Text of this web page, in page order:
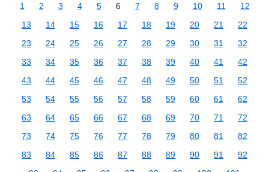
1 2 3 4 5 6 7 8 9 10 11
12
13
14 15 16 17 18 19 20 21
22
23
24 25 26 27 28 29 30 31
32
33
34 35 36 37 38 39 40 41
42
43
44 45 46 47 48 49 50 51
52
53
54 55 56 57 58 59 60 61
62
63
64 65 66 67 68 69 70 71
72
73
74 75 76 77 78 79 80 81
82
83
84 85 86 87 88 89 90 91
92